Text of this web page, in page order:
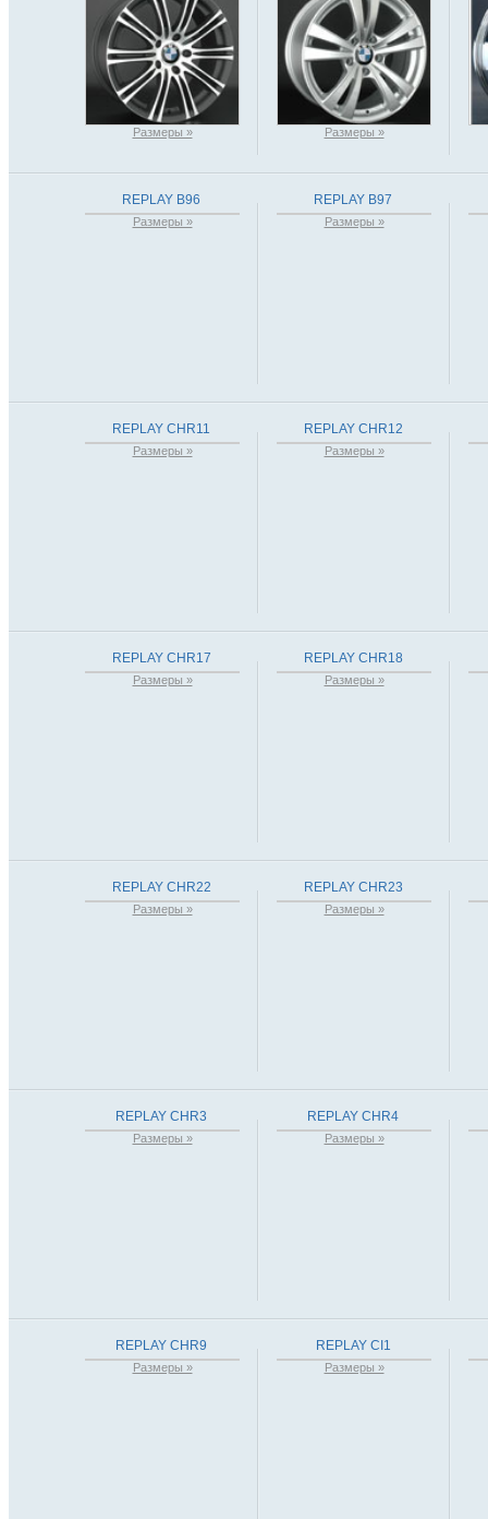
Размеры » Размеры »
REPLAY B96 REPLAY B97
REPLAY CHR11 REPLAY CHR12
REPLAY CHR17 REPLAY CHR18
Размеры »
REPLAY CHR22
Размеры »
REPLAY CHR23
Размеры »
REPLAY CHR3
Размеры »
REPLAY CHR4
Размеры »
REPLAY CHR9
Размеры »
REPLAY CI1
Размеры »